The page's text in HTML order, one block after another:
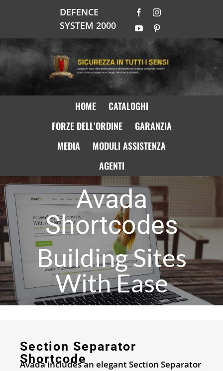
DEFENCE
SYSTEM 2000
FacebookInstagram
YouTubePinterest
HOME
CATALOGHI
FORZE DELL’ORDINE
GARANZIA
MEDIA
MODULI ASSISTENZA
AGENTI
Avada
Shortcodes
Building Sites
With Ease
Section Separator
Shortcode
Avada includes an elegant Section Separator